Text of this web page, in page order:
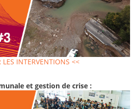
LES INTERVENTIONS <<
et gestion de crise :